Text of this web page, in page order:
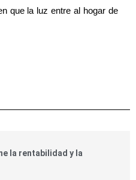
que la luz entre al hogar de
la rentabilidad y la